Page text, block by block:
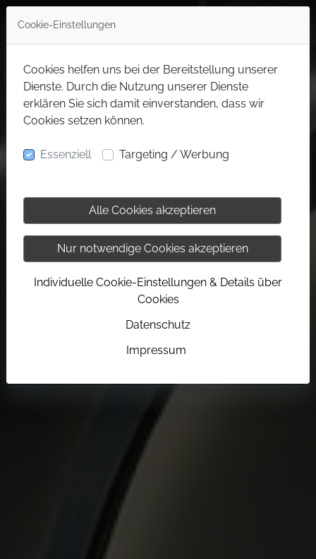
Cookie-Einstellungen
Cookies helfen uns bei der Bereitstellung unserer
Dienste. Durch die Nutzung unserer Dienste
erklären Sie sich damit einverstanden, dass wir
Cookies setzen können.
Essenziell Targeting / Werbung
Alle Cookies akzeptieren
Nur notwendige Cookies akzeptieren
Individuelle Cookie-Einstellungen & Details über
Cookies
Datenschutz
Impressum